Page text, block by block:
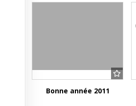
Bonne année 2011